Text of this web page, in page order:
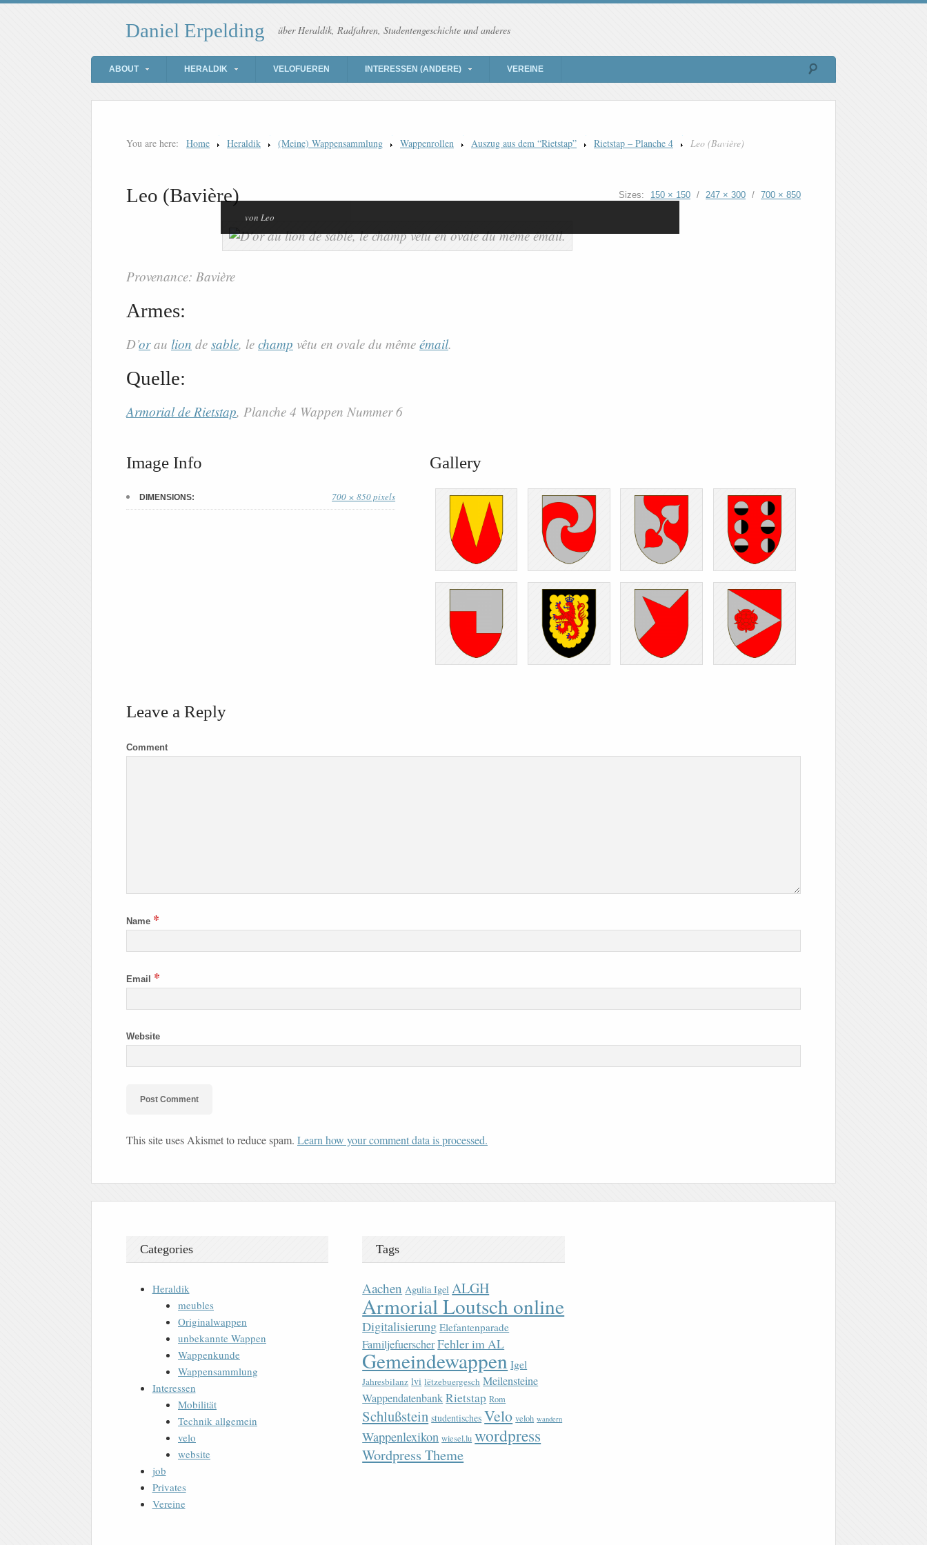
Daniel Erpelding über Heraldik, Radfahren, Studentengeschichte und anderes
ABOUT HERALDIK VELOFUEREN INTERESSEN (ANDERE) VEREINE
You are here: Home Heraldik (Meine) Wappensammlung Wappenrollen Auszug aus dem “Rietstap” Rietstap – Planche 4 Leo (Bavière)
Leo (Bavière) Sizes: 150 × 150 / 247 × 300 / 700 × 850
von Leo
Provenance: Bavière
Armes:
D’orau lion de sable, le champ vêtu en ovale du même émail.
Quelle:
Armorial de Rietstap, Planche 4 Wappen Nummer 6
Image Info
DIMENSIONS: 700 × 850 pixels
Gallery
Leave a Reply
Comment
Name *
Email *
Website
This site uses Akismet to reduce spam. Learn how your comment data is processed.
Categories
Heraldik
meubles
Originalwappen
unbekannte Wappen
Wappenkunde
Wappensammlung
Interessen
Mobilität
Technik allgemein
velo
website
job
Privates
Vereine
Tags
Aachen Agulia Igel ALGH
Armorial Loutsch online
Digitalisierung Elefantenparade
FamiljefuerscherFehler im AL
Gemeindewappen Igel
Jahresbilanz lvi lëtzebuergesch Meilensteine
WappendatenbankRietstap Rom
Schlußstein studentisches Velo veloh wandern
Wappenlexikon wiesel.lu wordpress
Wordpress Theme